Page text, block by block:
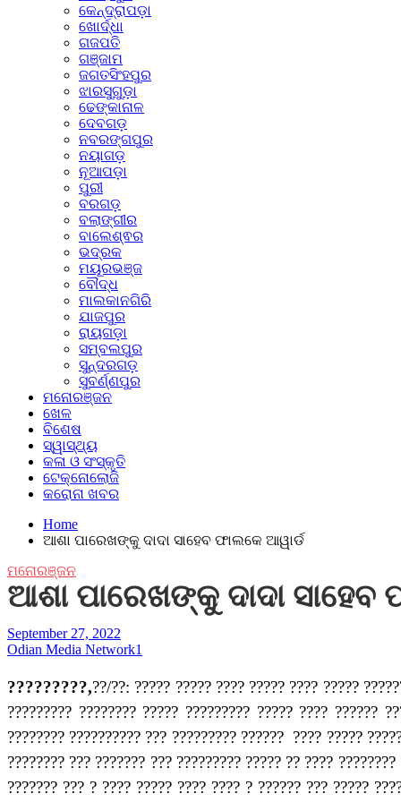
କେନ୍ଦ୍ରାପଡ଼ା
ଖୋର୍ଦ୍ଧା
ଗଜପତି
ଗଞ୍ଜାମ
ଜଗତସିଂହପୁର
ଝାରସୁଗୁଡ଼ା
ଢେଙ୍କାନାଳ
ଦେବଗଡ଼
ନବରଙ୍ଗପୁର
ନୟାଗଡ଼
ନୂଆପଡ଼ା
ପୁରୀ
ବରଗଡ଼
ବଲାଙ୍ଗୀର
ବାଲେଶ୍ଵର
ଭଦ୍ରକ
ମୟୂରଭଞ୍ଜ
ବୌଦ୍ଧ
ମାଲକାନଗିରି
ଯାଜପୁର
ରାୟଗଡ଼ା
ସମ୍ବଲପୁର
ସୁନ୍ଦରଗଡ଼
ସୁବର୍ଣ୍ଣପୁର
ମନୋରଞ୍ଜନ
ଖେଳ
ବିଶେଷ
ସ୍ୱାସ୍ଥ୍ୟ
କଳା ଓ ସଂସ୍କୃତି
ଟେକ୍ନୋଲୋଜି
କରୋନା ଖବର
Home
ଆଶା ପାରେଖଙ୍କୁ ଦାଦା ସାହେବ ଫାଲକେ ଆୱାର୍ଡ
ମନୋରଞ୍ଜନ
ଆଶା ପାରେଖଙ୍କୁ ଦାଦା ସାହେବ
September 27, 2022
Odian Media Network1
?????????,??/??: ????? ????? ???? ????? ???? ?????
????????? ???????? ????? ????????? ????? ???? ??????
???????? ?????????? ??? ????????? ?????? ???? ?????
???????? ??? ??????? ??? ????????? ????? ?? ????
??????? ??? ? ???? ????? ???? ???? ? ?????? ??? ?????